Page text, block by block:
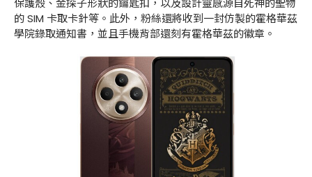
保護殼、金探子形狀的鑰匙扣，以及設計靈感源自死神的聖物
的 SIM 卡取卡針等。此外，粉絲還將收到一封仿製的霍格華茲
學院錄取通知書，並且手機背部還刻有霍格華茲的徽章。